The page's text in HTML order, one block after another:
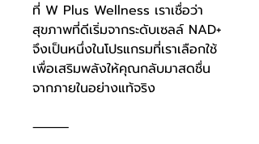
ที่ W Plus Wellness เราเชื่อว่า
สุขภาพที่ดีเริ่มจากระดับเซลล์ NAD+
จึงเป็นหนึ่งในโปรแกรมที่เราเลือกใช้
เพื่อเสริมพลังให้คุณกลับมาสดชื่น
จากภายในอย่างแท้จริง
⸻